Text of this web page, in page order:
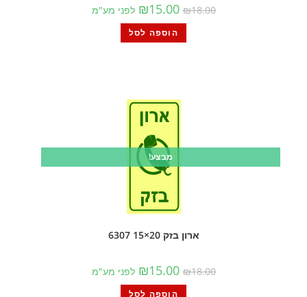
₪18.00
₪15.00 לפני מע"מ
הוספה לסל
מבצע!
ארון בזק 20×15 6307
₪18.00
₪15.00 לפני מע"מ
הוספה לסל